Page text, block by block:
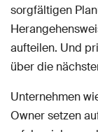
sorgfältigen
aufteilen. Und
über die
Unternehmen
Owner setzen